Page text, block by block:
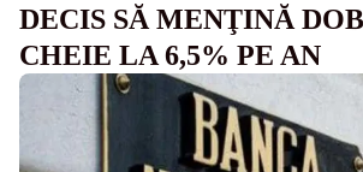
DECIS SĂ MENŢINĂ
CHEIE LA 6,5% PE AN